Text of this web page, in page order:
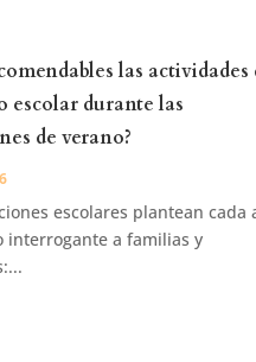
las actividades
escolar durante las
de verano?
escolares plantean cada
interrogante a familias y